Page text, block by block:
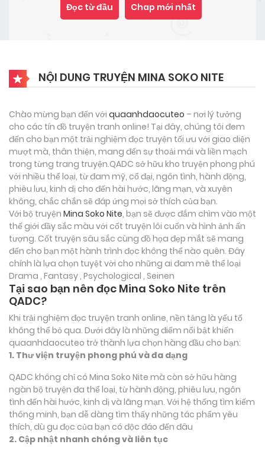
Đọc từ đầu Chap mới nhất
NỘI DUNG TRUYỆN MINA SOKO NITE
Chào mừng bạn đến với quaanhdaocuteo – nơi lý tưởng
cho các tín đồ truyện tranh online! Tại đây, chúng tôi đem
đến cho bạn một trải nghiệm đọc truyện tối ưu với giao diện
mượt mà, thân thiện, mang đến sự thoải mái và liền mạch
trong từng trang truyện.QADC sở hữu kho truyện phong phú
với nhiều thể loại, từ đam mỹ, cổ đại, ngôn tình, hành động,
phiêu lưu, kinh dị cho đến hài hước, lãng mạn, và xuyên
không, chắc chắn sẽ đáp ứng mọi sở thích của bạn.
Với bộ truyện Mina Soko Nite, bạn sẽ được đắm chìm vào một
thế giới đầy sắc màu với cốt truyện lôi cuốn và hình ảnh ấn
tượng. Cốt truyện sâu sắc cùng đồ họa đẹp mắt sẽ mang
đến cho bạn một hành trình đọc không thể nào quên. Đây
chính là lựa chọn tuyệt vời cho những ai đam mê thể loại
Drama , Fantasy , Psychological , Seinen
Tại sao bạn nên đọc Mina Soko Nite trên
QADC?
Khi trải nghiệm đọc truyện tranh online, nền tảng là yếu tố
không thể bỏ qua. Dưới đây là những điểm nổi bật khiến
quaanhdaocuteo trở thành lựa chọn hàng đầu cho bạn:
1. Thư viện truyện phong phú và đa dạng
QADC không chỉ có Mina Soko Nite mà còn sở hữu hàng
ngàn bộ truyện đa thể loại, từ hành động, phiêu lưu, ngôn
tình đến hài hước, kinh dị và lãng mạn. Với hệ thống tìm kiếm
thông minh, bạn dễ dàng tìm thấy những tác phẩm yêu
thích, dù gu đọc của bạn có độc đáo đến đâu
2. Cập nhật nhanh chóng và liên tục